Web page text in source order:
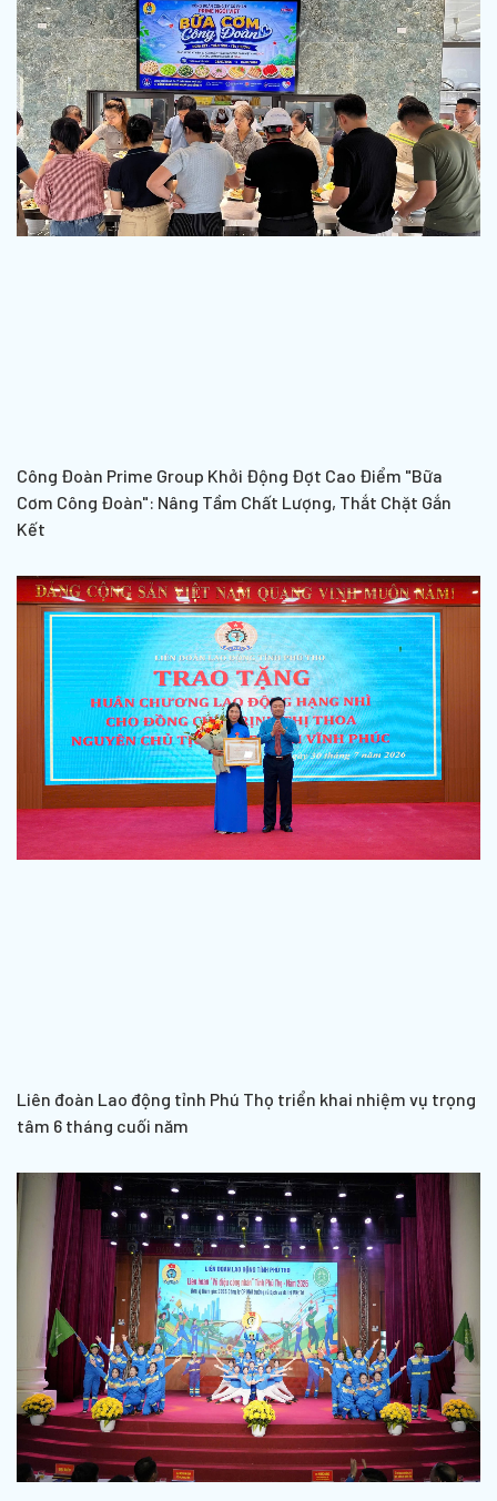
Công Đoàn Prime Group Khởi Động Đợt Cao Điểm "Bữa
Cơm Công Đoàn": Nâng Tầm Chất Lượng, Thắt Chặt Gắn
Kết
Liên đoàn Lao động tỉnh Phú Thọ triển khai nhiệm vụ trọng
tâm 6 tháng cuối năm